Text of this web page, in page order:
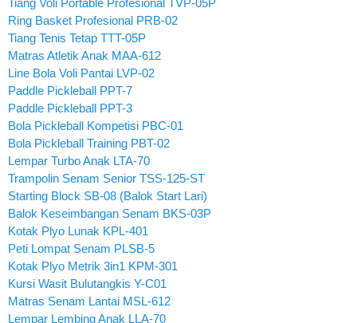
Ring Basket Profesional PRB-02
Tiang Tenis Tetap TTT-05P
Matras Atletik Anak MAA-612
Line Bola Voli Pantai LVP-02
Paddle Pickleball PPT-7
Paddle Pickleball PPT-3
Bola Pickleball Kompetisi PBC-01
Bola Pickleball Training PBT-02
Lempar Turbo Anak LTA-70
Trampolin Senam Senior TSS-125-ST
Starting Block SB-08 (Balok Start Lari)
Balok Keseimbangan Senam BKS-03P
Kotak Plyo Lunak KPL-401
Peti Lompat Senam PLSB-5
Kotak Plyo Metrik 3in1 KPM-301
Kursi Wasit Bulutangkis Y-C01
Matras Senam Lantai MSL-612
Lempar Lembing Anak LLA-70